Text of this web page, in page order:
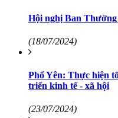
Hội nghị Ban
(18/07/2024)
Phổ Yên: Thực hiện
triển kinh tế - xã hội
(23/07/2024)